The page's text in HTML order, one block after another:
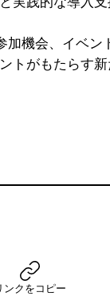
機会、イベン
トがもたらす
ンクをコピー